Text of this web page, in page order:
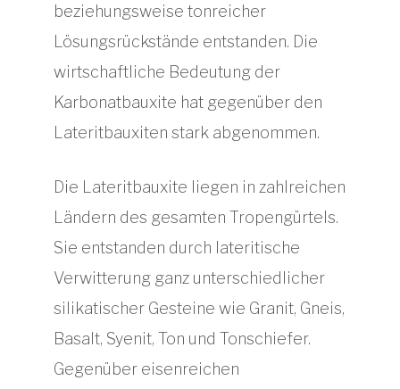
beziehungsweise tonreicher
Lösungsrückstände entstanden. Die
wirtschaftliche Bedeutung der
Karbonatbauxite hat gegenüber den
Lateritbauxiten stark abgenommen.
Die Lateritbauxite liegen in zahlreichen
Ländern des gesamten Tropengürtels.
Sie entstanden durch lateritische
Verwitterung ganz unterschiedlicher
silikatischer Gesteine wie Granit, Gneis,
Basalt, Syenit, Ton und Tonschiefer.
Gegenüber eisenreichen